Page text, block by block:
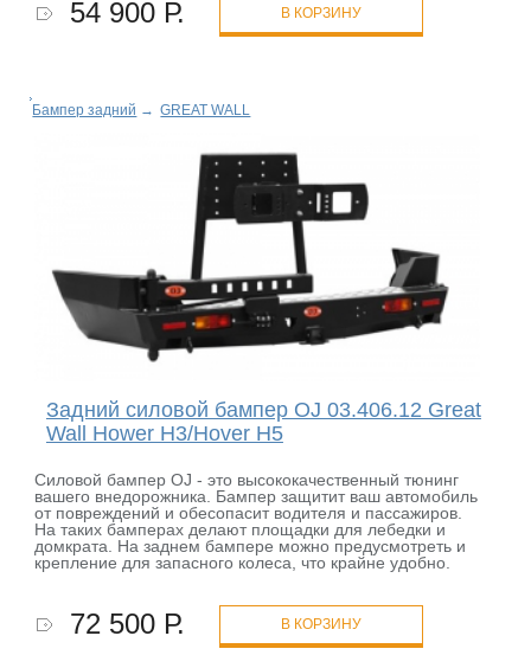
54 900 Р. В КОРЗИНУ
Бампер задний → GREAT WALL
Задний силовой бампер OJ 03.406.12 Great
Wall Hower H3/Hover H5
Силовой бампер OJ - это высококачественный тюнинг
вашего внедорожника. Бампер защитит ваш автомобиль
от повреждений и обесопасит водителя и пассажиров.
На таких бамперах делают площадки для лебедки и
домкрата. На заднем бампере можно предусмотреть и
крепление для запасного колеса, что крайне удобно.
72 500 Р. В КОРЗИНУ